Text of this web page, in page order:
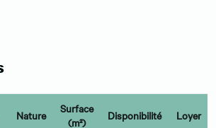
Nature
Surface
(m²)
Disponibilité Loyer